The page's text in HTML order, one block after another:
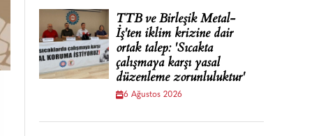
TTB ve Birleşik Metal-
İş'ten iklim krizine dair
ortak talep: 'Sıcakta
çalışmaya karşı yasal
düzenleme zorunluluktur'
6 Ağustos 2026